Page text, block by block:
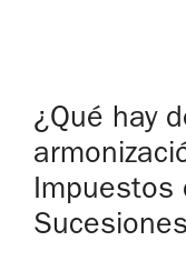
¿Qué hay
Impuestos